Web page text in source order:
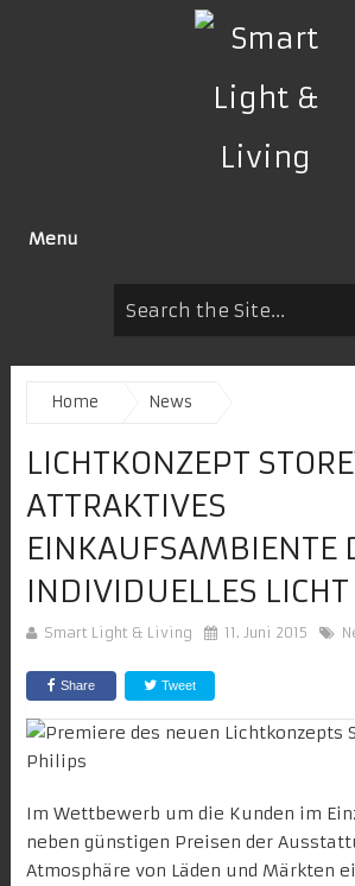
Menu
Home News
LICHTKONZEPT
ATTRAKTIVES
EINKAUFSAMBIENTE
INDIVIDUELLES LICHT
Smart Light & Living 11. Juni 2015
Share Tweet
Im Wettbewerb um die Kunden im
neben günstigen Preisen der
Atmosphäre von Läden und Märkten